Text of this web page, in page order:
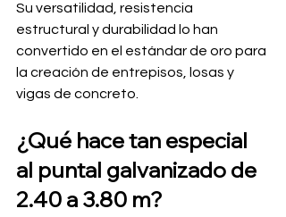
Su versatilidad, resistencia
estructural y durabilidad lo han
convertido en el estándar de oro para
la creación de entrepisos, losas y
vigas de concreto.
¿Qué hace tan especial
al puntal galvanizado de
2.40 a 3.80 m?